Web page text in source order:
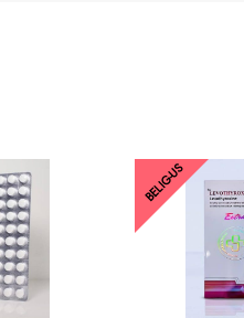
BELIG-US